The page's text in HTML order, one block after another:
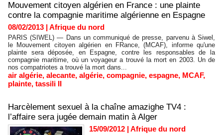
Mouvement citoyen algérien en France : une plainte
contre la compagnie maritime algérienne en Espagne
08/02/2013 | Afrique du nord
PARIS (SIWEL) — Dans un communiqué de presse, parvenu à Siwel,
le Mouvement citoyen algérien en FRance, (MCAF), informe qu'une
plainte sera déposée, en Espagne, contre les responsables de la
compagnie maritime, où un voyageur a trouvé la mort en 2003. Un de
nos compatriotes a trouvé la mort dans...
air algérie, alecante, algérie, compagnie, espagne, MCAF,
plainte, tassili II
Harcèlement sexuel à la chaîne amazighe TV4 :
l’affaire sera jugée demain matin à Alger
15/09/2012 | Afrique du nord